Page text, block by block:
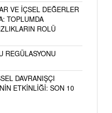
VE İÇSEL DEĞERLER
TOPLUMDA
ROLÜ
REGÜLASYONU
DAVRANIŞÇI
ETKİNLİĞİ: SON 10